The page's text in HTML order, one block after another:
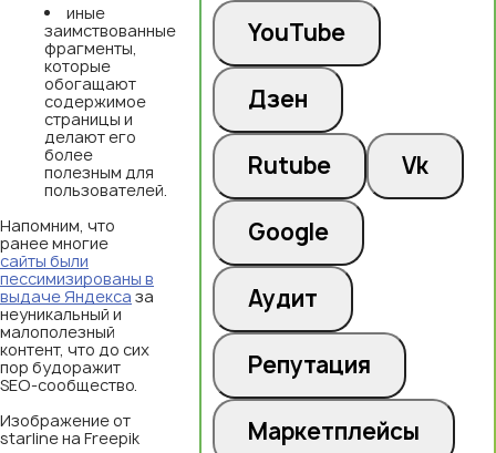
YouTube
Дзен
Rutube Vk
Google
Аудит
Репутация
Маркетплейсы
иные
заимствованные
фрагменты,
которые
обогащают
содержимое
страницы и
делают его
более
полезным для
пользователей.
Напомним, что
ранее многие
сайты были
пессимизированы в
выдаче Яндекса за
неуникальный и
малополезный
контент, что до сих
пор будоражит
SEO-сообщество.
Изображение от
starline на Freepik